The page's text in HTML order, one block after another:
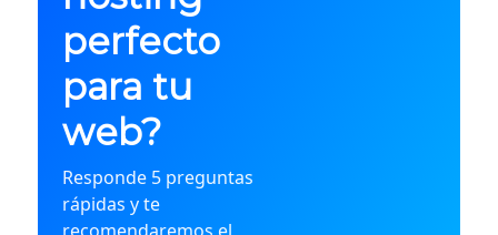
perfecto
para tu
web?
Responde 5 preguntas
rápidas y te